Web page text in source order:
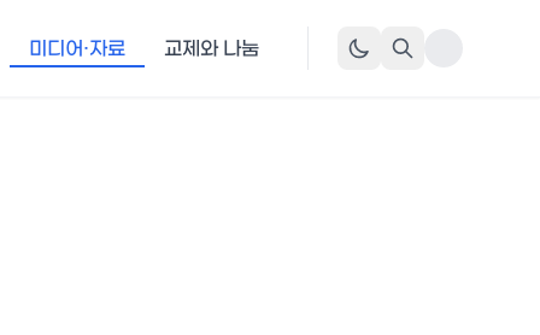
미디어·자료 교제와 나눔